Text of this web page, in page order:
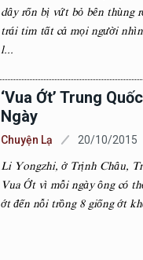
dây rốn bị vứt bỏ bên thùng
trái tim tất cả mọi người
l...
‘Vua Ớt’ Trung
Ngày
Chuyện Lạ 20/10/2015
Li Yongzhi, ở Trịnh Châu,
Vua Ớt vì mỗi ngày ông có
ớt đến nỗi trồng 8 giống ớt